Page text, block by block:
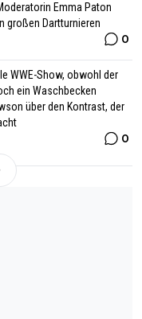
Emma Paton
großen Dartturnieren
0
WWE-Show, obwohl der
ein Waschbecken
über den Kontrast, der
0